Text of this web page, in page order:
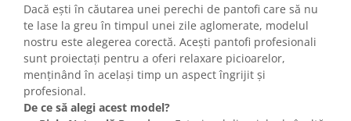
Dacă ești în căutarea unei perechi de pantofi care să nu
te lase la greu în timpul unei zile aglomerate, modelul
nostru este alegerea corectă. Acești pantofi profesionali
sunt proiectați pentru a oferi relaxare picioarelor,
menținând în același timp un aspect îngrijit și
profesional.
De ce să alegi acest model?